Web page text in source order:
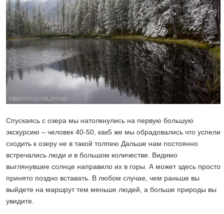
Спускаясь с озера мы натолкнулись на первую большую
экскурсию – человек 40-50, как5 же мы обрадовались что успели
сходить к озеру не в такой толпею Дальше нам постоянно
встречались люди и в большом количестве. Видимо
выглянувшее солнце направило их в горы. А может здесь просто
принято поздно вставать. В любом случае, чем раньше вы
выйдете на маршрут тем меньше людей, а больше природы вы
увидите.